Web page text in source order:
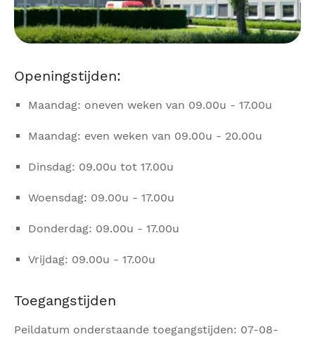
Openingstijden:
Maandag: oneven weken van 09.00u - 17.00u
Maandag: even weken van 09.00u - 20.00u
Dinsdag: 09.00u tot 17.00u
Woensdag: 09.00u - 17.00u
Donderdag: 09.00u - 17.00u
Vrijdag: 09.00u - 17.00u
Toegangstijden
Peildatum onderstaande toegangstijden: 07-08-